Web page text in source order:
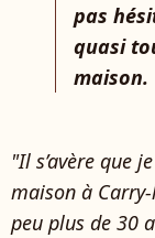
pas
quasi
maison.
"Il s’avère que
maison à Carry-
peu plus de 30